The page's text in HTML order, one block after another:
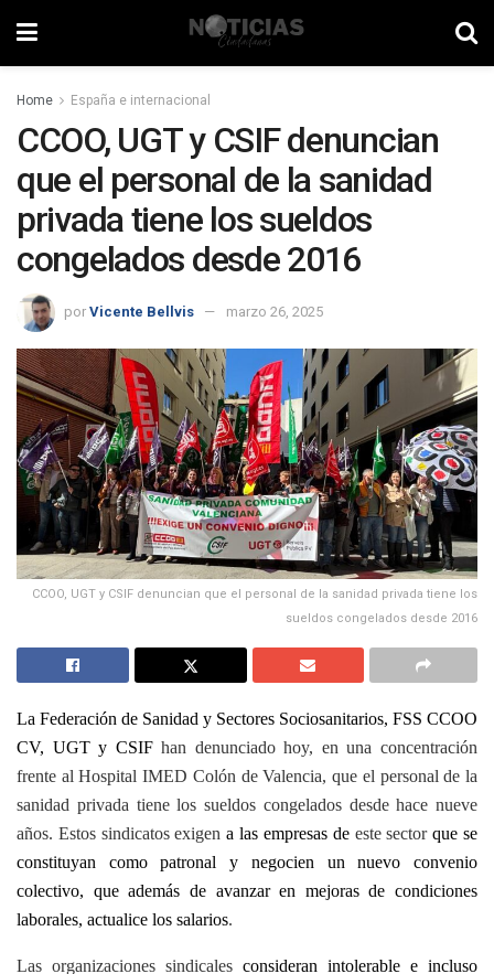
Home España e internacional
CCOO, UGT y CSIF denuncian
que el personal de la sanidad
privada tiene los sueldos
congelados desde 2016
por Vicente Bellvis marzo 26, 2025
CCOO, UGT y CSIF denuncian que el personal de la sanidad privada tiene los
sueldos congelados desde 2016
La Federación de Sanidad y Sectores Sociosanitarios, FSS CCOO
CV, UGT y CSIFhan denunciado hoy, en una concentración
frente al Hospital IMED Colón de Valencia, que el personal de la
sanidad privada tiene los sueldos congelados desde hace nueve
años. Estos sindicatos exigena las empresas de este sectorque se
constituyan como patronal y negocien un nuevo convenio
colectivo, que además de avanzar en mejoras de condiciones
laborales, actualice los salarios.
Las organizaciones sindicales consideran intolerable e incluso